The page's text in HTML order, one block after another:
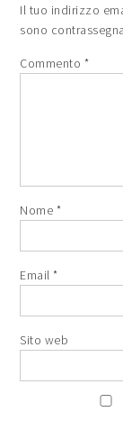
Il tuo indirizzo
sono
Commento *
Nome *
Email*
Sito web